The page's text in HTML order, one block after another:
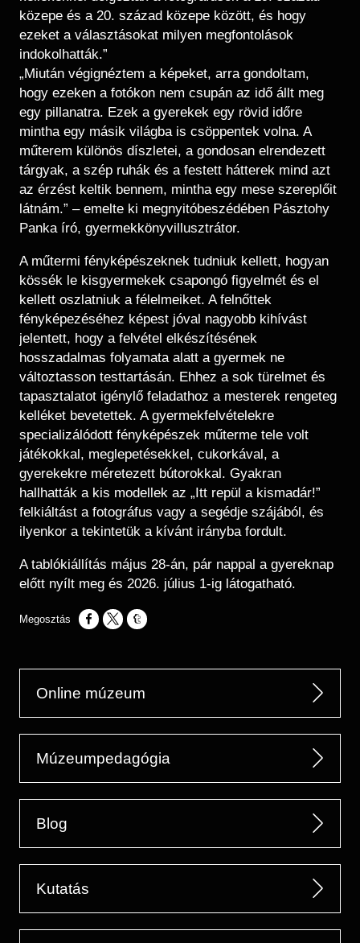
közepe és a 20. század közepe között, és hogy
ezeket a választásokat milyen megfontolások
indokolhatták.”
„Miután végignéztem a képeket, arra gondoltam,
hogy ezeken a fotókon nem csupán az idő állt meg
egy pillanatra. Ezek a gyerekek egy rövid időre
mintha egy másik világba is csöppentek volna. A
műterem különös díszletei, a gondosan elrendezett
tárgyak, a szép ruhák és a festett hátterek mind azt
az érzést keltik bennem, mintha egy mese szereplőit
látnám.” – emelte ki megnyitóbeszédében Pásztohy
Panka író, gyermekkönyvillusztrátor.
A műtermi fényképészeknek tudniuk kellett, hogyan
kössék le kisgyermekek csapongó figyelmét és el
kellett oszlatniuk a félelmeiket. A felnőttek
fényképezéséhez képest jóval nagyobb kihívást
jelentett, hogy a felvétel elkészítésének
hosszadalmas folyamata alatt a gyermek ne
változtasson testtartásán. Ehhez a sok türelmet és
tapasztalatot igénylő feladathoz a mesterek rengeteg
kelléket bevetettek. A gyermekfelvételekre
specializálódott fényképészek műterme tele volt
játékokkal, meglepetésekkel, cukorkával, a
gyerekekre méretezett bútorokkal. Gyakran
hallhatták a kis modellek az „Itt repül a kismadár!”
felkiáltást a fotográfus vagy a segédje szájából, és
ilyenkor a tekintetük a kívánt irányba fordult.
A tablókiállítás május 28-án, pár nappal a gyereknap
előtt nyílt meg és 2026. július 1-ig látogatható.
Opens in a new window
Opens in a new window
Opens in a new window
Online múzeum
Múzeumpedagógia
Blog
Kutatás